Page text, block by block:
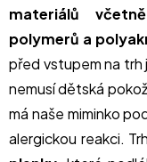
materiálů
polymerů a
před vstupem na trh
nemusí dětská
má naše miminko
alergickou reakci.